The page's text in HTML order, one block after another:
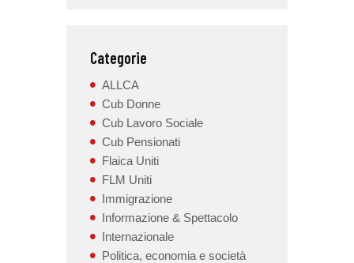
Categorie
ALLCA
Cub Donne
Cub Lavoro Sociale
Cub Pensionati
Flaica Uniti
FLM Uniti
Immigrazione
Informazione & Spettacolo
Internazionale
Politica, economia e società